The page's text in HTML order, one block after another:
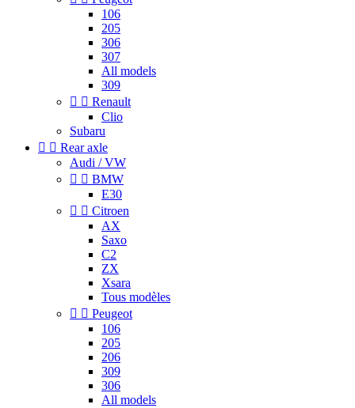
106
205
306
307
All models
309
  Renault
Clio
Subaru
  Rear axle
Audi / VW
  BMW
E30
  Citroen
AX
Saxo
C2
ZX
Xsara
Tous modèles
  Peugeot
106
205
206
309
306
All models